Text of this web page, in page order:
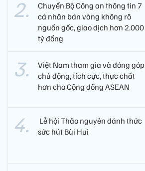
Chuyển Bộ Công an thông tin 7
cá nhân bán vàng không rõ
nguồn gốc, giao dịch hơn 2.000
tỷ đồng
Việt Nam tham gia và đóng góp
chủ động, tích cực, thực chất
hơn cho Cộng đồng ASEAN
​ Lễ hội Thảo nguyên đánh thức
sức hút Bùi Hui